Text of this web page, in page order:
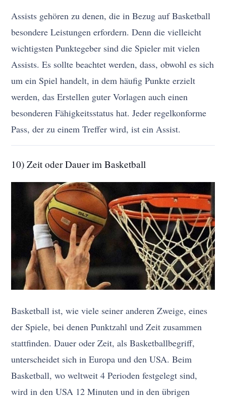
Assists gehören zu denen, die in Bezug auf Basketball
besondere Leistungen erfordern. Denn die vielleicht
wichtigsten Punktegeber sind die Spieler mit vielen
Assists. Es sollte beachtet werden, dass, obwohl es sich
um ein Spiel handelt, in dem häufig Punkte erzielt
werden, das Erstellen guter Vorlagen auch einen
besonderen Fähigkeitsstatus hat. Jeder regelkonforme
Pass, der zu einem Treffer wird, ist ein Assist.
10) Zeit oder Dauer im Basketball
Basketball ist, wie viele seiner anderen Zweige, eines
der Spiele, bei denen Punktzahl und Zeit zusammen
stattfinden. Dauer oder Zeit, als Basketballbegriff,
unterscheidet sich in Europa und den USA. Beim
Basketball, wo weltweit 4 Perioden festgelegt sind,
wird in den USA 12 Minuten und in den übrigen